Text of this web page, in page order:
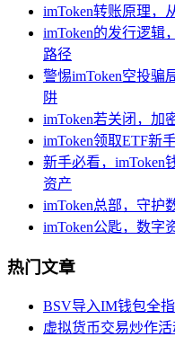
imToken转账原理，
imToken的发行逻辑
路径
警惕imToken空投骗
阱
imToken若关闭，加
imToken领取ETF新
新手必看，imToken
资产
imToken总部，守护
imToken公匙，数字
热门文章
BSV导入IM钱包全
虚拟货币交易炒作